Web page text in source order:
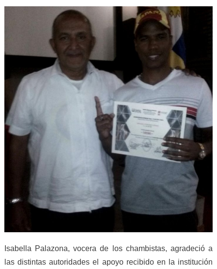
Isabella Palazona, vocera de los chambistas, agradeció a
las distintas autoridades el apoyo recibido en la institución